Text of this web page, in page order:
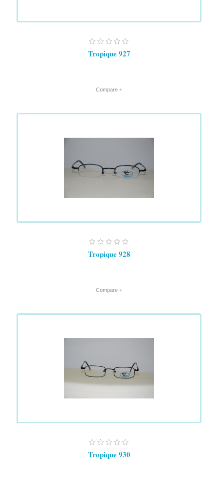
Tropique 927
+ Compare
Tropique 928
+ Compare
Tropique 930